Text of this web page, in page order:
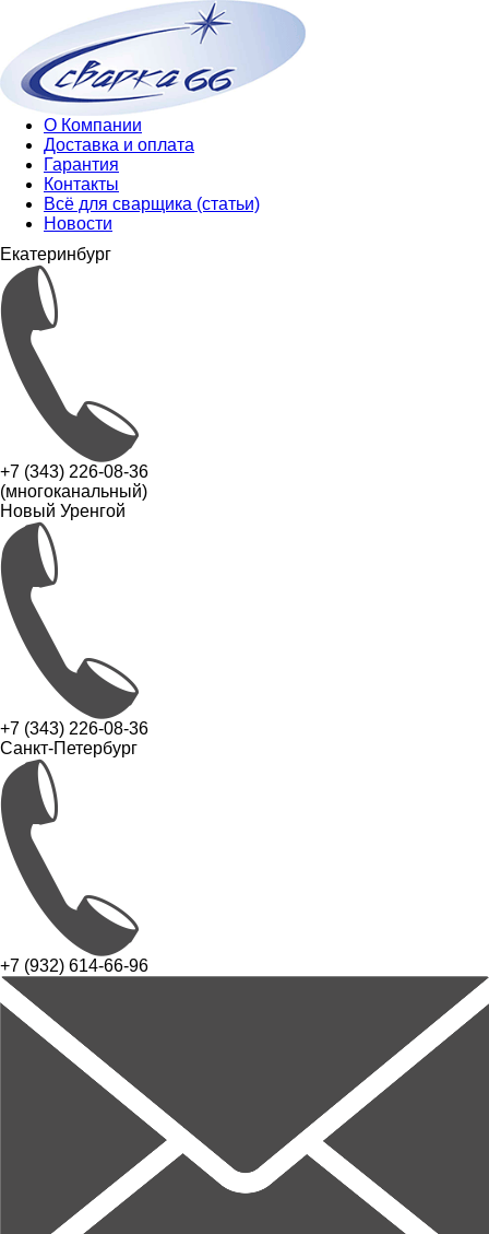
О Компании
Доставка и оплата
Гарантия
Контакты
Всё для сварщика (статьи)
Новости
Екатеринбург
+7 (343) 226-08-36
(многоканальный)
Новый Уренгой
+7 (343) 226-08-36
Санкт-Петербург
+7 (932) 614-66-96